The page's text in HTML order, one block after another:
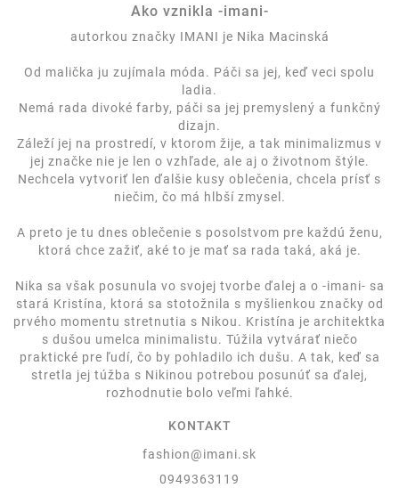
Ako vznikla -imani-
autorkou značky IMANI je Nika Macinská
Od malička ju zujímala móda. Páči sa jej, keď veci spolu
ladia.
Nemá rada divoké farby, páči sa jej premyslený a funkčný
dizajn.
Záleží jej na prostredí, v ktorom žije, a tak minimalizmus v
jej značke nie je len o vzhľade, ale aj o životnom štýle.
Nechcela vytvoriť len ďalšie kusy oblečenia, chcela prísť s
niečim, čo má hlbší zmysel.
A preto je tu dnes oblečenie s posolstvom pre každú ženu,
ktorá chce zažiť, aké to je mať sa rada taká, aká je.
Nika sa však posunula vo svojej tvorbe ďalej a o -imani- sa
stará Kristína, ktorá sa stotožnila s myšlienkou značky od
prvého momentu stretnutia s Nikou. Kristína je architektka
s dušou umelca minimalistu. Túžila vytvárať niečo
praktické pre ľudí, čo by pohladilo ich dušu. A tak, keď sa
stretla jej túžba s Nikinou potrebou posunúť sa ďalej,
rozhodnutie bolo veľmi ľahké.
KONTAKT
fashion@imani.sk
0949363119